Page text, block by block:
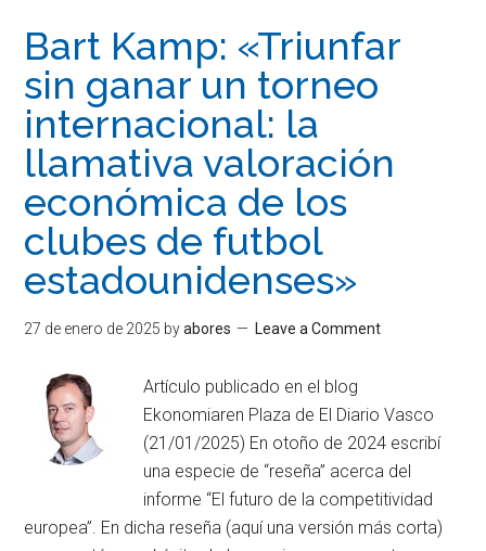
Bart Kamp: «Triunfar
sin ganar un torneo
internacional: la
llamativa valoración
económica de los
clubes de futbol
estadounidenses»
27 de enero de 2025 byabores Leave a Comment
Artículo publicado en el blog
Ekonomiaren Plaza de El Diario Vasco
(21/01/2025) En otoño de 2024 escribí
una especie de “reseña” acerca del
informe “El futuro de la competitividad
europea”. En dicha reseña (aquí una versión más corta)